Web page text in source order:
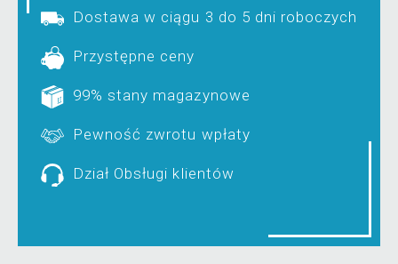
Dostawa w ciągu 3 do 5 dni roboczych
Przystępne ceny
99% stany magazynowe
Pewność zwrotu wpłaty
Dział Obsługi klientów